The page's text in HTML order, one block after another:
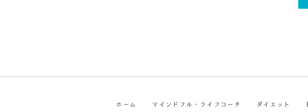
ホーム マインドフル・ライフコーチ ダイエット